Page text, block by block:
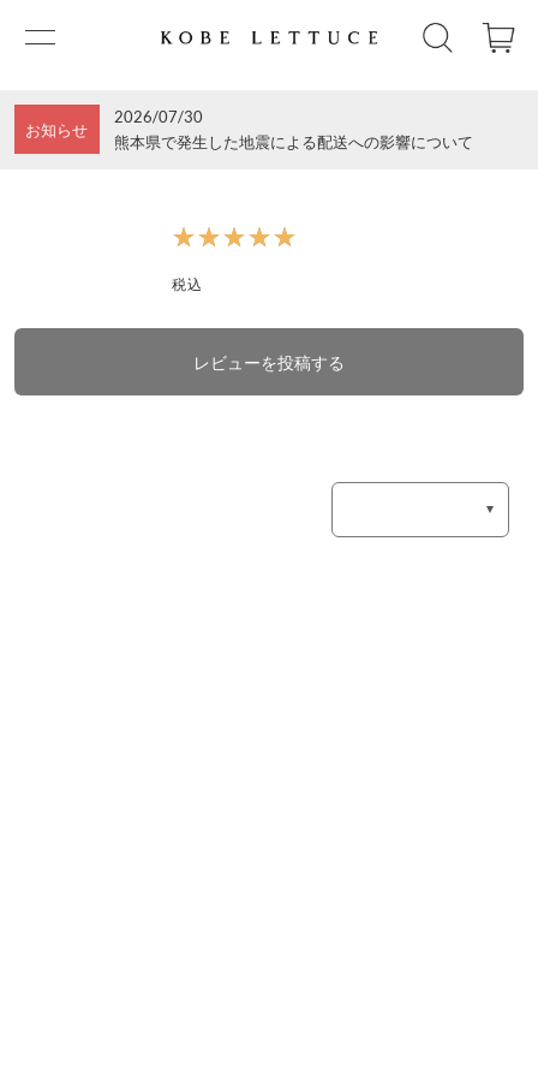
お知らせ
2026/07/30
熊本県で発生した地震による配送への影響について
★★★★★
★★★★★
税込
レビューを投稿する